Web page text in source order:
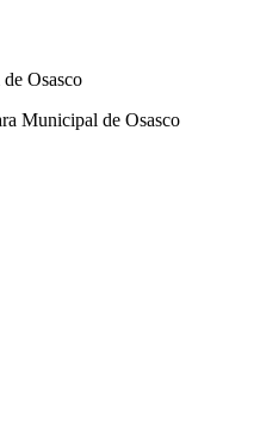
Osasco
Municipal de Osasco